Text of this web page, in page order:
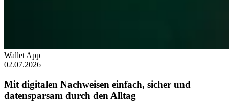
Wallet App
02.07.2026
Mit digitalen Nachweisen einfach, sicher und
datensparsam durch den Alltag